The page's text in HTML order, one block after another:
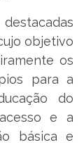
objetivo
os
para a
do
e a
básica e